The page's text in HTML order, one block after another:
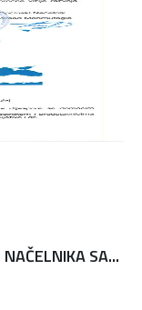
SA...